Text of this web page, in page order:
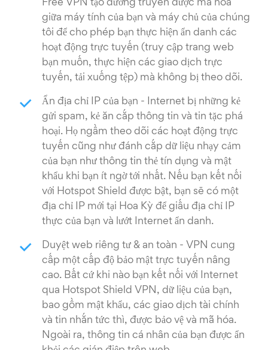
Free VPN tạo đường truyền được mã hóa
giữa máy tính của bạn và máy chủ của chúng
tôi để cho phép bạn thực hiện ẩn danh các
hoạt động trực tuyến (truy cập trang web
bạn muốn, thực hiện các giao dịch trực
tuyến, tải xuống tệp) mà không bị theo dõi.
Ẩn địa chỉ IP của bạn - Internet bị những kẻ
gửi spam, kẻ ăn cắp thông tin và tin tặc phá
hoại. Họ ngầm theo dõi các hoạt động trực
tuyến cũng như đánh cắp dữ liệu nhạy cảm
của bạn như thông tin thẻ tín dụng và mật
khẩu khi bạn ít ngờ tới nhất. Nếu bạn kết nối
với Hotspot Shield được bật, bạn sẽ có một
địa chỉ IP mới tại Hoa Kỳ để giấu địa chỉ IP
thực của bạn và lướt Internet ẩn danh.
Duyệt web riêng tư & an toàn - VPN cung
cấp một cấp độ bảo mật trực tuyến nâng
cao. Bất cứ khi nào bạn kết nối với Internet
qua Hotspot Shield VPN, dữ liệu của bạn,
bao gồm mật khẩu, các giao dịch tài chính
và tin nhắn tức thì, được bảo vệ và mã hóa.
Ngoài ra, thông tin cá nhân của bạn được ẩn